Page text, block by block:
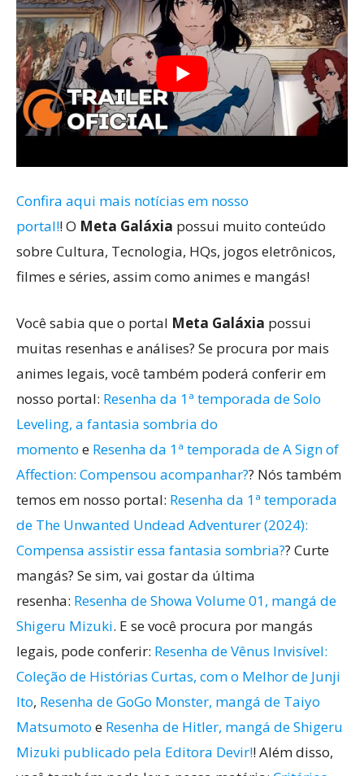
Confira aqui mais notícias em nosso
portal!! O Meta Galáxia possui muito conteúdo
sobre Cultura, Tecnologia, HQs, jogos eletrônicos,
filmes e séries, assim como animes e mangás!
Você sabia que o portal Meta Galáxia possui
muitas resenhas e análises? Se procura por mais
animes legais, você também poderá conferir em
nosso portal: Resenha da 1ª temporada de Solo
Leveling, a fantasia sombria do
momento e Resenha da 1ª temporada de A Sign of
Affection: Compensou acompanhar?? Nós também
temos em nosso portal: Resenha da 1ª temporada
de The Unwanted Undead Adventurer (2024):
Compensa assistir essa fantasia sombria?? Curte
mangás? Se sim, vai gostar da última
resenha: Resenha de Showa Volume 01, mangá de
Shigeru Mizuki. E se você procura por mangás
legais, pode conferir: Resenha de Vênus Invisível:
Coleção de Histórias Curtas, com o Melhor de Junji
Ito, Resenha de GoGo Monster, mangá de Taiyo
Matsumoto e Resenha de Hitler, mangá de Shigeru
Mizuki publicado pela Editora Devir!! Além disso,